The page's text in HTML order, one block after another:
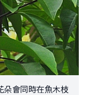
朵會同時在魚木枝